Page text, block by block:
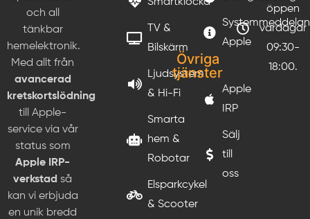
och all
tänkbar
hemelektronik.
Med allt från
avancerad
kretskortslödning
till Apple-
service via vår
status som
Apple IRP-
verkstad så
kan vi erbjuda
en unik bredd
TV &
Bilskärm
Ljudsystem
& Hi-Fi
Smarta
hem &
Robotar
Elsparkcykel
& Scooter
Apple
Övriga
tjänster
Apple
IRP
Sälj
till
oss
öppen
vardagar
09:30-
18:00.